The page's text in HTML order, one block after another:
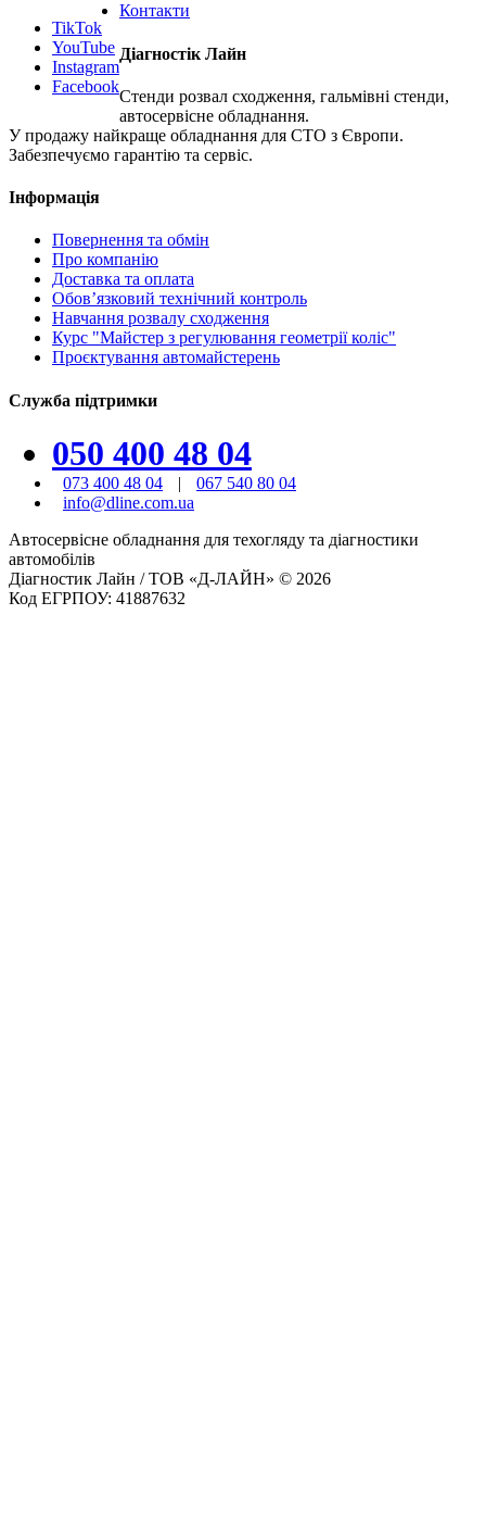
TikTok
YouTube
Instagram
Facebook
Контакти
Діагностік Лайн
Стенди розвал сходження, гальмівні стенди,
автосервісне обладнання.
У продажу найкраще обладнання для СТО з Європи.
Забезпечуємо гарантію та сервіс.
Інформація
Повернення та обмін
Про компанію
Доставка та оплата
Обов’язковий технічний контроль
Навчання розвалу сходження
Курс "Майстер з регулювання геометрії коліс"
Проєктування автомайстерень
Служба підтримки
050 400 48 04
073 400 48 04 |
067 540 80 04
info@dline.com.ua
Автосервісне обладнання для техогляду та діагностики
автомобілів
Діагностик Лайн / ТОВ «Д-ЛАЙН» © 2026
Код ЕГРПОУ: 41887632